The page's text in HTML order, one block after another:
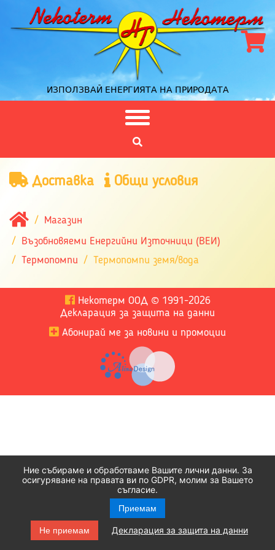
Ние събираме и обработваме Вашите лични данни. За
осигуряване на правата ви по GDPR, молим за Вашето
съгласие.
Приемам
Не приемам Декларация за защита на данни
ИЗПОЛЗВАЙ ЕНЕРГИЯТА НА ПРИРОДАТА
Доставка Общи условия
Магазин
Възобновяеми Енергийни Източници (ВЕИ)
Термопомпи
Термопомпи земя/вода
Некотерм ООД ©1991-2026
Декларация за защита на данни
Абонирай ме за новини и промоции